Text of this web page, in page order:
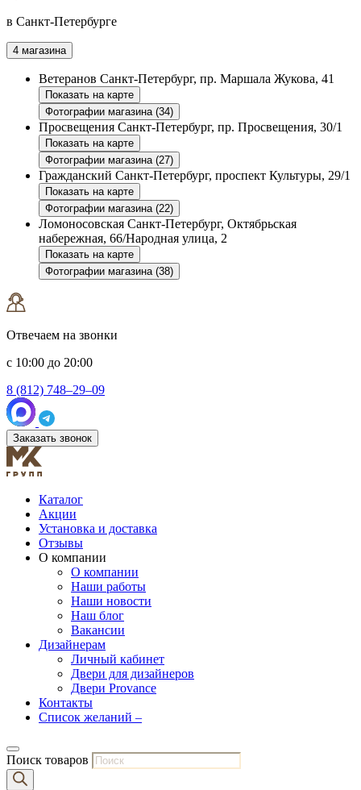
в Санкт-Петербурге
4 магазина
Ветеранов Санкт-Петербург, пр. Маршала Жукова, 41
Показать на карте
Фотографии магазина (34)
Просвещения Санкт-Петербург, пр. Просвещения, 30/1
Показать на карте
Фотографии магазина (27)
Гражданский Санкт-Петербург, проспект Культуры, 29/1
Показать на карте
Фотографии магазина (22)
Ломоносовская Санкт-Петербург, Октябрьская
набережная, 66/Народная улица, 2
Показать на карте
Фотографии магазина (38)
Отвечаем на звонки
с 10:00 до 20:00
8 (812) 748–29–09
Заказать звонок
Каталог
Акции
Установка и доставка
Отзывы
О компании
О компании
Наши работы
Наши новости
Наш блог
Вакансии
Дизайнерам
Личный кабинет
Двери для дизайнеров
Двери Provance
Контакты
Список желаний –
Поиск товаров